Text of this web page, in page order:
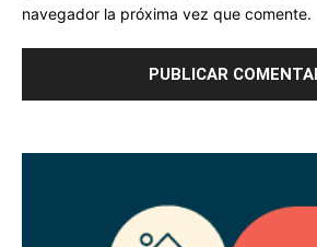
navegador la próxima vez que comente.